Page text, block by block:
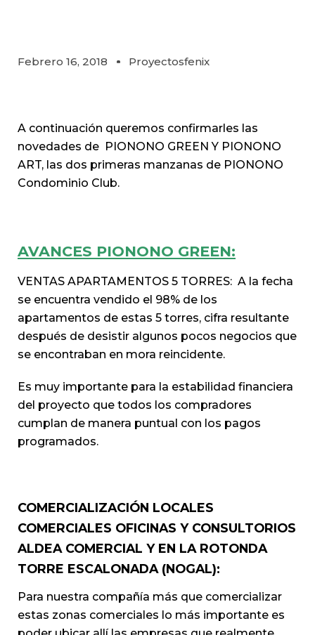
Febrero 16, 2018 Proyectosfenix
A continuación queremos confirmarles las
novedades de PIONONO GREEN Y PIONONO
ART, las dos primeras manzanas de PIONONO
Condominio Club.
AVANCES PIONONO GREEN:
VENTAS APARTAMENTOS 5 TORRES: A la fecha
se encuentra vendido el 98% de los
apartamentos de estas 5 torres, cifra resultante
después de desistir algunos pocos negocios que
se encontraban en mora reincidente.
Es muy importante para la estabilidad financiera
del proyecto que todos los compradores
cumplan de manera puntual con los pagos
programados.
COMERCIALIZACIÓN LOCALES
COMERCIALES OFICINAS Y CONSULTORIOS
ALDEA COMERCIAL Y EN LA ROTONDA
TORRE ESCALONADA (NOGAL):
Para nuestra compañía más que comercializar
estas zonas comerciales lo más importante es